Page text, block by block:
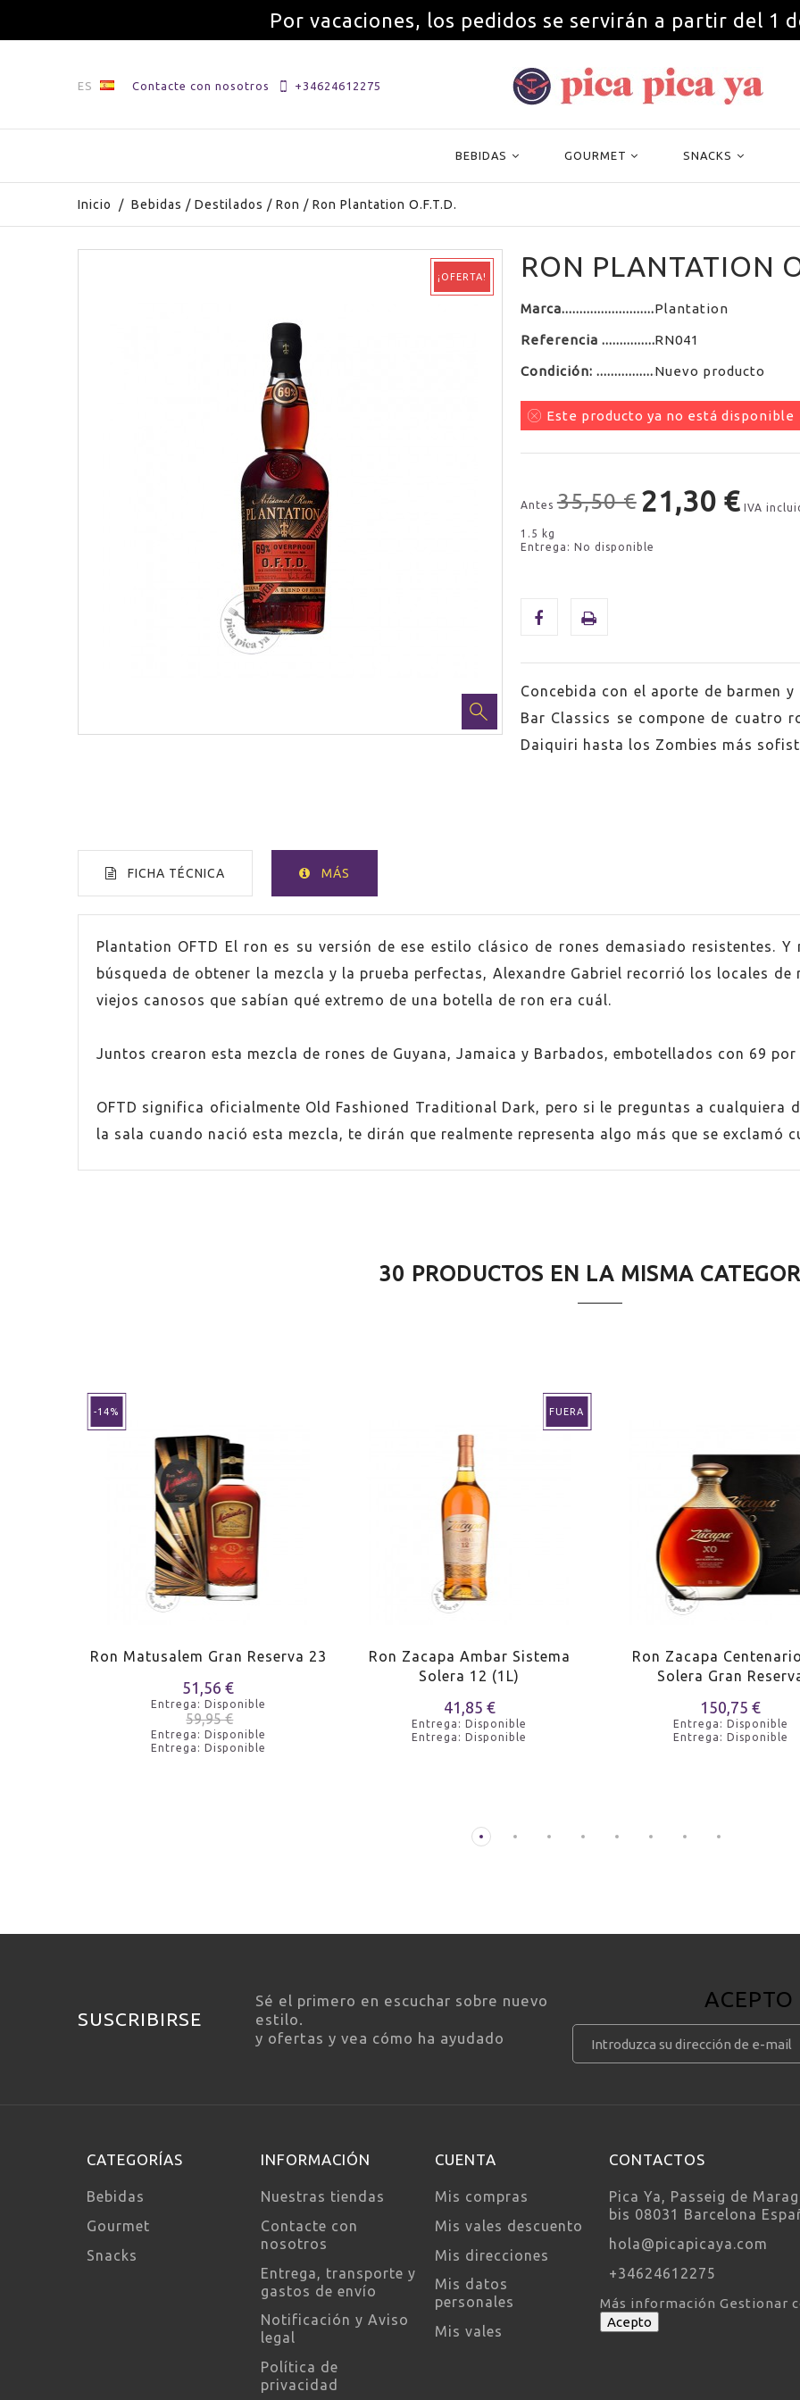
Por vacaciones, los pedidos se servirán a partir del 1
ES Contacte con nosotros +34624612275
BEBIDAS GOURMET SNACKS
Inicio / Bebidas / Destilados / Ron / Ron Plantation O.F.T.D.
¡OFERTA! RON PLANTATION
Marca Plantation
Referencia RN041
Condición: Nuevo producto
Este producto ya no está disponible
Antes35,50 € 21,30 € IVA
1.5 kg
Entrega: No disponible
Concebida con el aporte de barmen
Bar Classics se compone de cuatro
Daiquiri hasta los Zombies más
FICHA TÉCNICA MÁS
VOLUMEN 70cl
PAÍS Jamaica
Plantation OFTD El ron es su versión de ese estilo clásico de rones demasiado resistentes.
búsqueda de obtener la mezcla y la prueba perfectas, Alexandre Gabriel recorrió los locales
viejos canosos que sabían qué extremo de una botella de ron era cuál.
Juntos crearon esta mezcla de rones de Guyana, Jamaica y Barbados, embotellados con 69
OFTD significa oficialmente Old Fashioned Traditional Dark, pero si le preguntas a cualquiera
la sala cuando nació esta mezcla, te dirán que realmente representa algo más que se exclamó
30 PRODUCTOS EN LA MISMA
-14%
Ron Matusalem Gran Reserva 23
51,56 €
Entrega: Disponible
59,95 €
Entrega: Disponible
Entrega: Disponible
FUERA
Ron Zacapa Ambar Sistema
Solera 12 (1L)
41,85 €
Entrega: Disponible
Entrega: Disponible
Ron Zacapa
Solera Gran
150,75 €
Entrega: Disponible
Entrega: Disponible
SUSCRIBIRSE
Sé el primero en escuchar sobre nuevo
estilo.
y ofertas y vea cómo ha ayudado
CATEGORÍAS
Bebidas
Gourmet
Snacks
INFORMACIÓN
Nuestras tiendas
Contacte con
nosotros
Entrega, transporte y
gastos de envío
Notificación y Aviso
legal
Política de
privacidad
CUENTA
Mis compras
Mis vales descuento
Mis direcciones
Mis datos
personales
Mis vales
CONTACTOS
Pica Ya, Passeig de
bis 08031 Barcelona
hola@picapicaya.com
+34624612275
Más información Gestionar
Acepto